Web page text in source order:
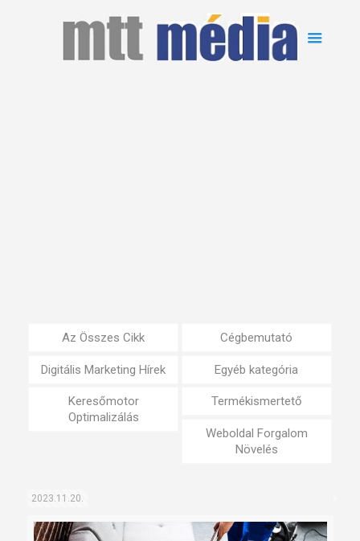
Az Összes Cikk Cégbemutató
Digitális Marketing Hírek Egyéb kategória
Keresőmotor
Optimalizálás
Termékismertető
Weboldal Forgalom
Növelés
2023.11.20.